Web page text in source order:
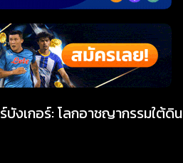
งเกอร์: โลกอาชญากรรมใต้ดิน